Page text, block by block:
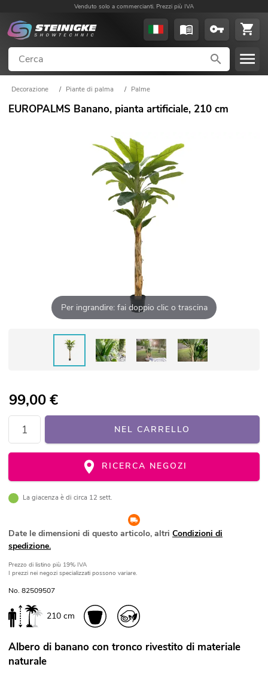
Venduto solo a commercianti. Prezzi più IVA
Decorazione / Piante di palma / Palme
EUROPALMS Banano, pianta artificiale, 210 cm
Per ingrandire: fai doppio clic o trascina
99,00€
NEL CARRELLO
RICERCA NEGOZI
La giacenza è di circa 12 sett.
Date le dimensioni di questo articolo, altri Condizioni di
spedizione.
Prezzo di listino più 19% IVA
I prezzi nei negozi specializzati possono variare.
No. 82509507
210 cm
Albero di banano con tronco rivestito di materiale
naturale